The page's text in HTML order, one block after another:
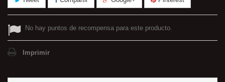
No hay puntos de recompensa para este producto.
Imprimir